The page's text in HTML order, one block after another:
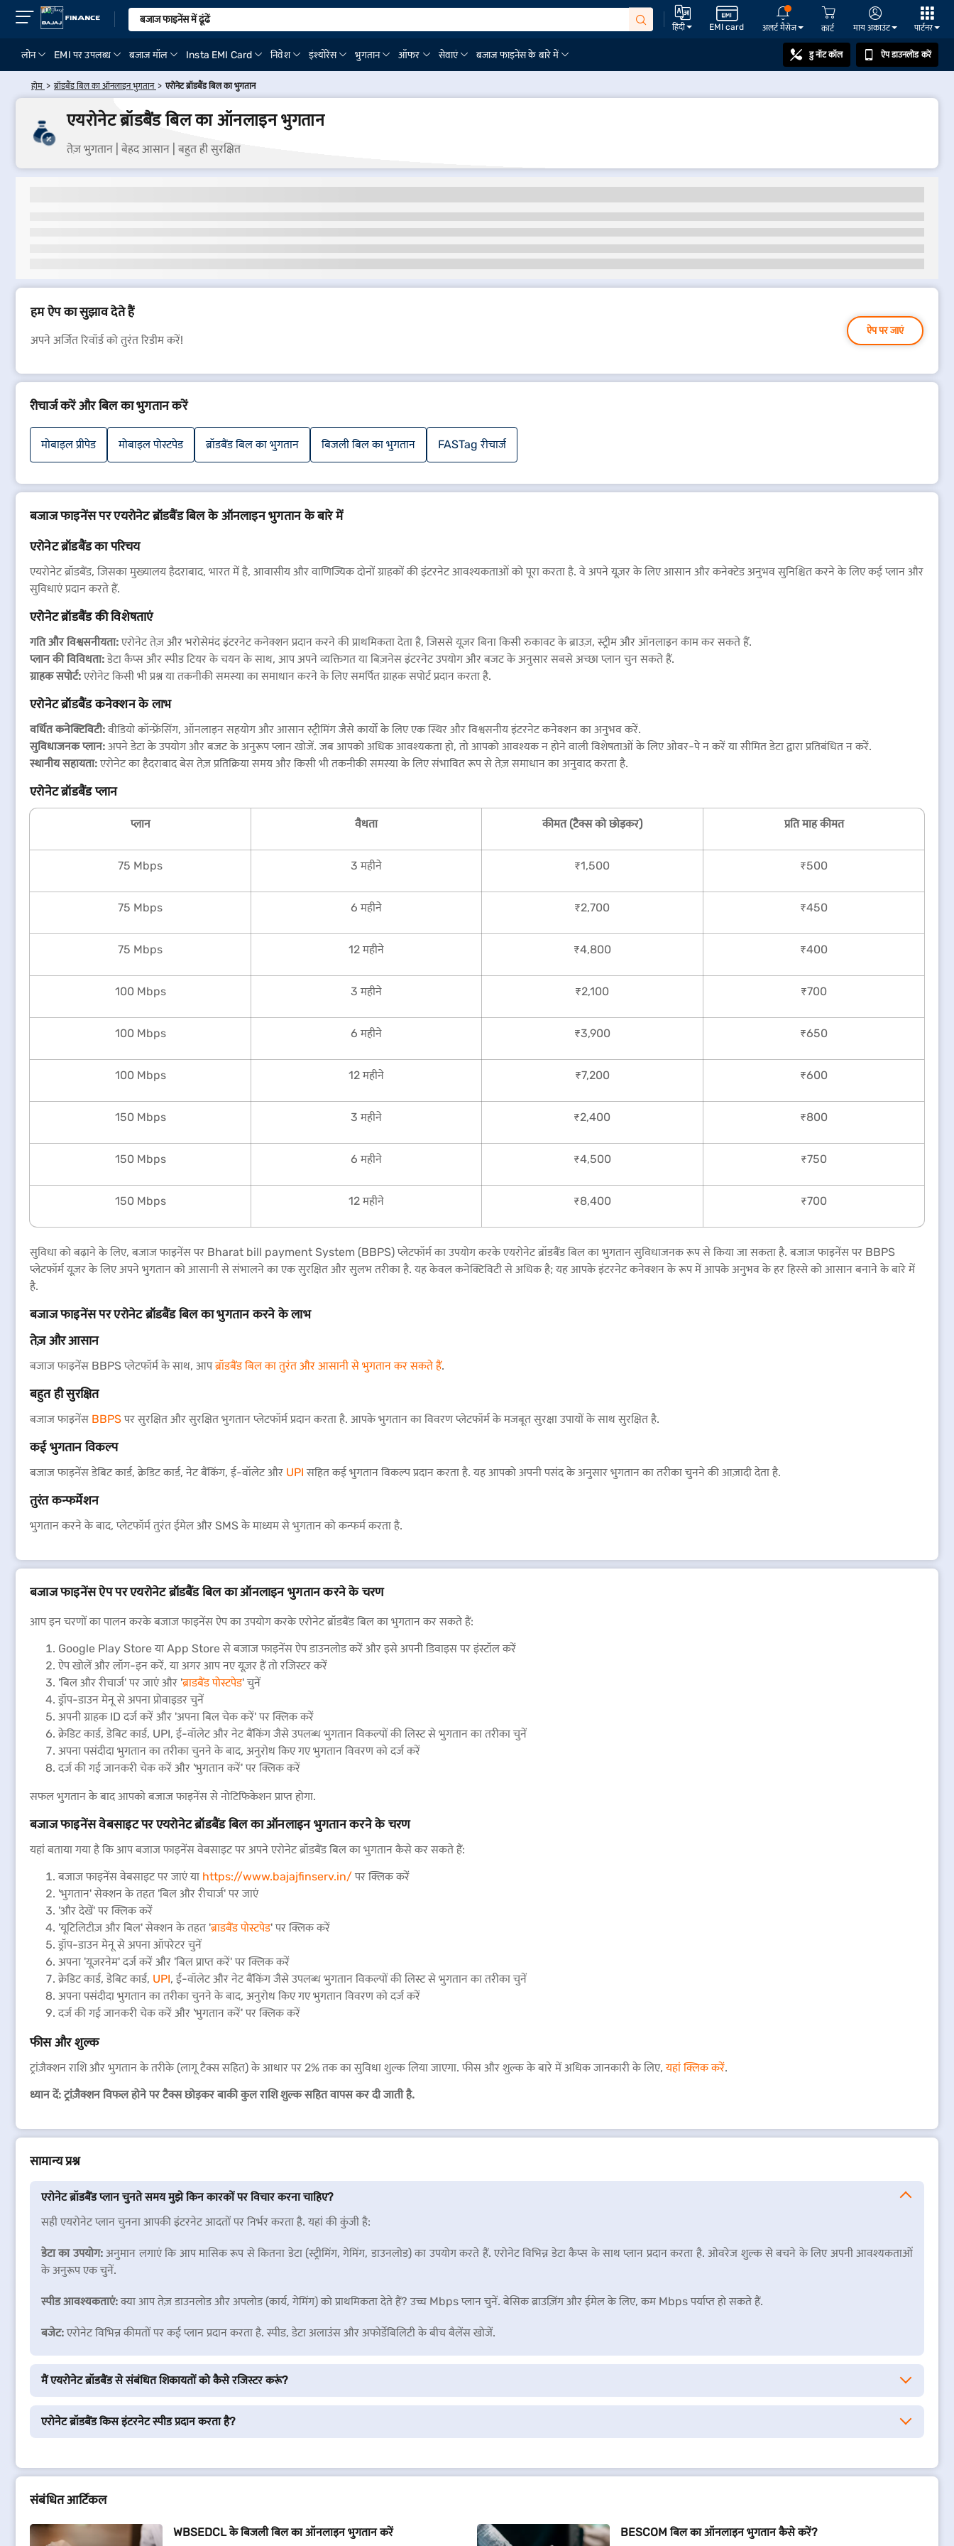
हिंदी EMI card अलर्ट मैसेज कार्ट माय अकाउंट पार्टनर
लोन EMI पर उपलब्ध बजाज मॉल Insta EMI Card निवेश इंश्योरेंस भुगतान ऑफर सेवाएं बजाज फाइनेंस के बारे में डु नॉट कॉल ऐप डाउनलोड करें
होम ब्रॉडबैंड बिल का ऑनलाइन भुगतान एरोनेट ब्रॉडबैंड बिल का भुगतान
एयरोनेट ब्रॉडबैंड बिल का ऑनलाइन भुगतान
तेज़ भुगतान | बेहद आसान | बहुत ही सुरक्षित
हम ऐप का सुझाव देते हैं
अपने अर्जित रिवॉर्ड को तुरंत रिडीम करें!
ऐप पर जाएं
रीचार्ज करें और बिल का भुगतान करें
मोबाइल प्रीपेड मोबाइल पोस्टपेड ब्रॉडबैंड बिल का भुगतान बिजली बिल का भुगतान FASTag रीचार्ज
बजाज फाइनेंस पर एयरोनेट ब्रॉडबैंड बिल के ऑनलाइन भुगतान के बारे में
एरोनेट ब्रॉडबैंड का परिचय
एयरोनेट ब्रॉडबैंड, जिसका मुख्यालय हैदराबाद, भारत में है, आवासीय और वाणिज्यिक दोनों ग्राहकों की इंटरनेट आवश्यकताओं को पूरा करता है. वे अपने यूज़र के लिए आसान और कनेक्टेड अनुभव सुनिश्चित करने के लिए कई प्लान और
सुविधाएं प्रदान करते हैं.
एरोनेट ब्रॉडबैंड की विशेषताएं
गति और विश्वसनीयता:एरोनेट तेज़ और भरोसेमंद इंटरनेट कनेक्शन प्रदान करने की प्राथमिकता देता है, जिससे यूज़र बिना किसी रुकावट के ब्राउज़, स्ट्रीम और ऑनलाइन काम कर सकते हैं.
प्लान की विविधता:डेटा कैप्स और स्पीड टियर के चयन के साथ, आप अपने व्यक्तिगत या बिज़नेस इंटरनेट उपयोग और बजट के अनुसार सबसे अच्छा प्लान चुन सकते हैं.
ग्राहक सपोर्ट:एरोनेट किसी भी प्रश्न या तकनीकी समस्या का समाधान करने के लिए समर्पित ग्राहक सपोर्ट प्रदान करता है.
एरोनेट ब्रॉडबैंड कनेक्शन के लाभ
वर्धित कनेक्टिविटी:वीडियो कॉन्फ्रेंसिंग, ऑनलाइन सहयोग और आसान स्ट्रीमिंग जैसे कार्यों के लिए एक स्थिर और विश्वसनीय इंटरनेट कनेक्शन का अनुभव करें.
सुविधाजनक प्लान: अपने डेटा के उपयोग और बजट के अनुरूप प्लान खोजें. जब आपको अधिक आवश्यकता हो, तो आपको आवश्यक न होने वाली विशेषताओं के लिए ओवर-पे न करें या सीमित डेटा द्वारा प्रतिबंधित न करें.
स्थानीय सहायता:एरोनेट का हैदराबाद बेस तेज़ प्रतिक्रिया समय और किसी भी तकनीकी समस्या के लिए संभावित रूप से तेज़ समाधान का अनुवाद करता है.
एरोनेट ब्रॉडबैंड प्लान
प्लान वैधता कीमत (टैक्स को छोड़कर) प्रति माह कीमत
75 Mbps 3 महीने ₹1,500 ₹500
75 Mbps 6 महीने ₹2,700 ₹450
75 Mbps 12 महीने ₹4,800 ₹400
100 Mbps 3 महीने ₹2,100 ₹700
100 Mbps 6 महीने ₹3,900 ₹650
100 Mbps 12 महीने ₹7,200 ₹600
150 Mbps 3 महीने ₹2,400 ₹800
150 Mbps 6 महीने ₹4,500 ₹750
150 Mbps 12 महीने ₹8,400 ₹700
सुविधा को बढ़ाने के लिए, बजाज फाइनेंस पर Bharat bill payment System (BBPS) प्लेटफॉर्म का उपयोग करके एयरोनेट ब्रॉडबैंड बिल का भुगतान सुविधाजनक रूप से किया जा सकता है. बजाज फाइनेंस पर BBPS
प्लेटफॉर्म यूज़र के लिए अपने भुगतान को आसानी से संभालने का एक सुरक्षित और सुलभ तरीका है. यह केवल कनेक्टिविटी से अधिक है; यह आपके इंटरनेट कनेक्शन के रूप में आपके अनुभव के हर हिस्से को आसान बनाने के बारे में
है.
बजाज फाइनेंस पर एरोनेट ब्रॉडबैंड बिल का भुगतान करने के लाभ
तेज़ और आसान
बजाज फाइनेंस BBPS प्लेटफॉर्म के साथ, आपब्रॉडबैंड बिल का तुरंत और आसानी से भुगतान कर सकते हैं.
बहुत ही सुरक्षित
बजाज फाइनेंस BBPSपर सुरक्षित और सुरक्षित भुगतान प्लेटफॉर्म प्रदान करता है. आपके भुगतान का विवरण प्लेटफॉर्म के मजबूत सुरक्षा उपायों के साथ सुरक्षित है.
कई भुगतान विकल्प
बजाज फाइनेंस डेबिट कार्ड, क्रेडिट कार्ड, नेट बैंकिंग, ई-वॉलेट और UPI सहित कई भुगतान विकल्प प्रदान करता है. यह आपको अपनी पसंद के अनुसार भुगतान का तरीका चुनने की आज़ादी देता है.
तुरंत कन्फर्मेशन
भुगतान करने के बाद, प्लेटफॉर्म तुरंत ईमेल और SMS के माध्यम से भुगतान को कन्फर्म करता है.
बजाज फाइनेंस ऐप पर एयरोनेट ब्रॉडबैंड बिल का ऑनलाइन भुगतान करने के चरण
आप इन चरणों का पालन करके बजाज फाइनेंस ऐप का उपयोग करके एरोनेट ब्रॉडबैंड बिल का भुगतान कर सकते हैं:
Google Play Store या App Store से बजाज फाइनेंस ऐप डाउनलोड करें और इसे अपनी डिवाइस पर इंस्टॉल करें
ऐप खोलें और लॉग-इन करें, या अगर आप नए यूज़र हैं तो रजिस्टर करें
'बिल और रीचार्ज' पर जाएं और 'ब्राडबैंड पोस्टपेड' चुनें
ड्रॉप-डाउन मेनू से अपना प्रोवाइडर चुनें
अपनी ग्राहक ID दर्ज करें और 'अपना बिल चेक करें' पर क्लिक करें
क्रेडिट कार्ड, डेबिट कार्ड, UPI, ई-वॉलेट और नेट बैंकिंग जैसे उपलब्ध भुगतान विकल्पों की लिस्ट से भुगतान का तरीका चुनें
अपना पसंदीदा भुगतान का तरीका चुनने के बाद, अनुरोध किए गए भुगतान विवरण को दर्ज करें
दर्ज की गई जानकरी चेक करें और 'भुगतान करें' पर क्लिक करें
सफल भुगतान के बाद आपको बजाज फाइनेंस से नोटिफिकेशन प्राप्त होगा.
बजाज फाइनेंस वेबसाइट पर एयरोनेट ब्रॉडबैंड बिल का ऑनलाइन भुगतान करने के चरण
यहां बताया गया है कि आप बजाज फाइनेंस वेबसाइट पर अपने एरोनेट ब्रॉडबैंड बिल का भुगतान कैसे कर सकते हैं:
बजाज फाइनेंस वेबसाइट पर जाएं या https://www.bajajfinserv.in/पर क्लिक करें
'भुगतान' सेक्शन के तहत 'बिल और रीचार्ज' पर जाएं
'और देखें' पर क्लिक करें
'यूटिलिटीज़ और बिल' सेक्शन के तहत 'ब्राडबैंड पोस्टपेड' पर क्लिक करें
ड्रॉप-डाउन मेनू से अपना ऑपरेटर चुनें
अपना 'यूज़रनेम' दर्ज करें और 'बिल प्राप्त करें' पर क्लिक करें
क्रेडिट कार्ड, डेबिट कार्ड, UPI, ई-वॉलेट और नेट बैंकिंग जैसे उपलब्ध भुगतान विकल्पों की लिस्ट से भुगतान का तरीका चुनें
अपना पसंदीदा भुगतान का तरीका चुनने के बाद, अनुरोध किए गए भुगतान विवरण को दर्ज करें
दर्ज की गई जानकरी चेक करें और 'भुगतान करें' पर क्लिक करें
फीस और शुल्क
ट्रांज़ैक्शन राशि और भुगतान के तरीके (लागू टैक्स सहित) के आधार पर 2% तक का सुविधा शुल्क लिया जाएगा. फीस और शुल्क के बारे में अधिक जानकारी के लिए,यहां क्लिक करें.
ध्यान दें: ट्रांज़ैक्शन विफल होने पर टैक्स छोड़कर बाकी कुल राशि शुल्क सहित वापस कर दी जाती है.
सामान्य प्रश्न
एरोनेट ब्रॉडबैंड प्लान चुनते समय मुझे किन कारकों पर विचार करना चाहिए?
सही एयरोनेट प्लान चुनना आपकी इंटरनेट आदतों पर निर्भर करता है. यहां की कुंजी है:
डेटा का उपयोग:अनुमान लगाएं कि आप मासिक रूप से कितना डेटा (स्ट्रीमिंग, गेमिंग, डाउनलोड) का उपयोग करते हैं. एरोनेट विभिन्न डेटा कैप्स के साथ प्लान प्रदान करता है. ओवरेज शुल्क से बचने के लिए अपनी आवश्यकताओं
के अनुरूप एक चुनें.
स्पीड आवश्यकताएं: क्या आप तेज़ डाउनलोड और अपलोड (कार्य, गेमिंग) को प्राथमिकता देते हैं? उच्च Mbps प्लान चुनें. बेसिक ब्राउज़िंग और ईमेल के लिए, कम Mbps पर्याप्त हो सकते हैं.
बजेट: एरोनेट विभिन्न कीमतों पर कई प्लान प्रदान करता है. स्पीड, डेटा अलाउंस और अफोर्डेबिलिटी के बीच बैलेंस खोजें.
मैं एयरोनेट ब्रॉडबैंड से संबंधित शिकायतों को कैसे रजिस्टर करूं?
एरोनेट ब्रॉडबैंड किस इंटरनेट स्पीड प्रदान करता है?
संबंधित आर्टिकल
WBSEDCL के बिजली बिल का ऑनलाइन भुगतान करें BESCOM बिल का ऑनलाइन भुगतान कैसे करें?